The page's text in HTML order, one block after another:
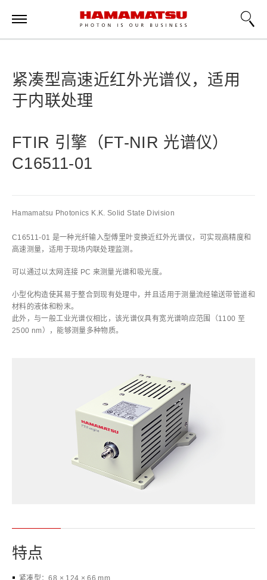
紧凑型高速近红外光谱仪，适用
于内联处理
FTIR 引擎（FT-NIR 光谱仪）
C16511-01
Hamamatsu Photonics K.K. Solid State Division
C16511-01 是一种光纤输入型傅里叶变换近红外光谱仪，可实现高精度和
高速测量，适用于现场内联处理监测。
可以通过以太网连接 PC 来测量光谱和吸光度。
小型化构造使其易于整合到现有处理中，并且适用于测量流经输送带管道和
材料的液体和粉末。
此外，与一般工业光谱仪相比，该光谱仪具有宽光谱响应范围（1100 至
2500 nm），能够测量多种物质。
特点
紧凑型：68 × 124 × 66 mm